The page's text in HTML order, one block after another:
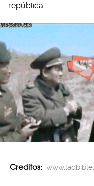
república.
Creditos: